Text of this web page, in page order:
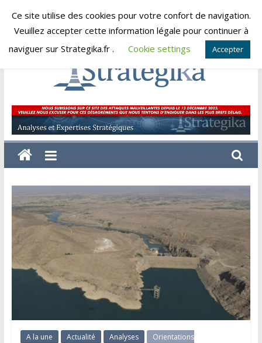
Skip
dimanche, août 9, 2026
Strategika
Expertise
et
Analyses
A la une Actualité Analyses
Orientations
Ce site utilise des cookies pour votre confort de navigation.
Veuillez accepter cette information légale pour continuer à
naviguer sur Strategika.fr .
Cookie settings Accepter